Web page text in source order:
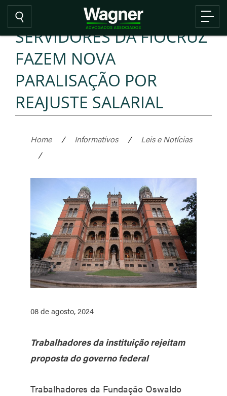
SERVIDORES DA FIOCRUZ
FAZEM NOVA
PARALISAÇÃO POR
REAJUSTE SALARIAL
Home / Informativos /
Leis e Notícias
/
08 de agosto, 2024
Trabalhadores da instituição rejeitam
proposta do governo federal
Trabalhadores da Fundação Oswaldo